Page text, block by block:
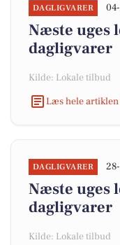
DAGLIGVARER
Næste uges
dagligvarer
Kilde: Lokale tilbud
Læs hele
DAGLIGVARER
Næste uges
dagligvarer
Kilde: Lokale tilbud